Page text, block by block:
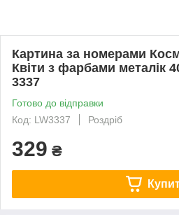
Картина за номерами
Квіти з фарбами металік
3337
Готово до відправки
Код: LW3337
Роздріб
329 ₴